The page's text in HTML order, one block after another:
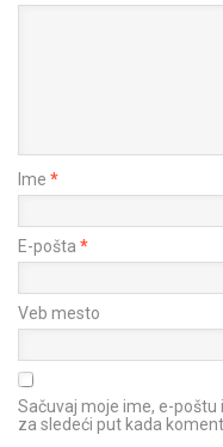
Ime *
E-pošta *
Veb mesto
Sačuvaj moje ime, e-
za sledeći put kada